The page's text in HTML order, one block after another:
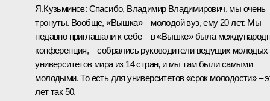
Я.Кузьминов: Спасибо, Владимир Владимирович, мы очень
тронуты. Вообще, «Вышка» – молодой вуз, ему 20 лет. Мы
недавно приглашали к себе – в «Вышке» была
конференция, – собрались руководители ведущих молодых
университетов мира из 14 стран, и мы там были самыми
молодыми. То есть для университетов «срок молодости» –
лет так 50.